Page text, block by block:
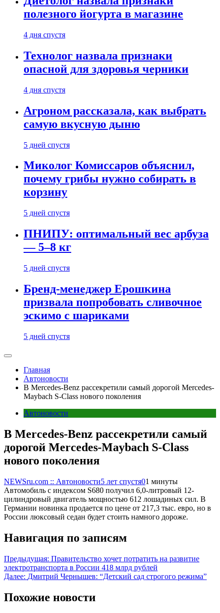
полезного йогурта в магазине
4 дня спустя
Технолог назвала признаки
опасной для здоровья черники
4 дня спустя
Агроном рассказала, как выбрать
самую вкусную дыню
5 дней спустя
Миколог Комиссаров объяснил,
почему грибы нужно собирать в
корзину
5 дней спустя
ПНИПУ: оптимальный вес арбуза
— 5–8 кг
5 дней спустя
Бренд-менеджер Ерошкина
призвала попробовать сливочное
эскимо с шариками
5 дней спустя
Главная
Автоновости
В Mercedes-Benz рассекретили самый дорогой Mercedes-
Maybach S-Class нового поколения
Автоновости
В Mercedes-Benz рассекретили самый
дорогой Mercedes-Maybach S-Class
нового поколения
NEWSru.com :: Автоновости5 лет спустя01 минуты
Автомобиль с индексом S680 получил 6,0-литровый 12-
цилиндровый двигатель мощностью 612 лошадиных сил. В
Германии новинка продается по цене от 217,3 тыс. евро, но в
России люксовый седан будет стоить намного дороже.
Навигация по записям
Предыдущая: Правительство хочет потратить на развитие
электротранспорта в России 418 млрд рублей
Далее: Дмитрий Чернышев: “Детский сад строгого режима”
Похожие новости